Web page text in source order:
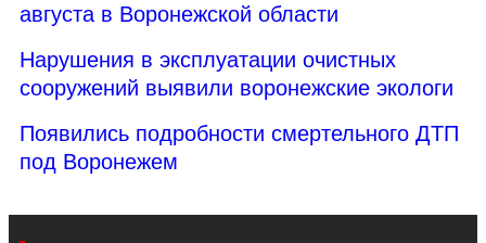
августа в Воронежской области
Нарушения в эксплуатации очистных
сооружений выявили воронежские экологи
Появились подробности смертельного ДТП
под Воронежем